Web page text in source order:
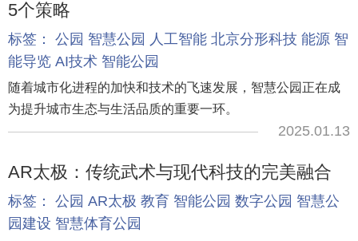
5个策略
标签： 公园 智慧公园 人工智能 北京分形科技 能源 智
能导览 AI技术 智能公园
随着城市化进程的加快和技术的飞速发展，智慧公园正在成
为提升城市生态与生活品质的重要一环。
2025.01.13
AR太极：传统武术与现代科技的完美融合
标签： 公园 AR太极 教育 智能公园 数字公园 智慧公
园建设 智慧体育公园